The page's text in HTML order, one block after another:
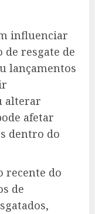
influenciar
resgate de
lançamentos
alterar
afetar
dentro do
recente do
de